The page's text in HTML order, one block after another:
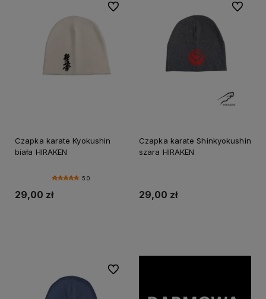
Czapka karate Kyokushin
biała HIRAKEN
5.0
29,00 zł
Do ulubionych
Czapka karate Shinkyokushin
szara HIRAKEN
29,00 zł
Do
Do ulubionych